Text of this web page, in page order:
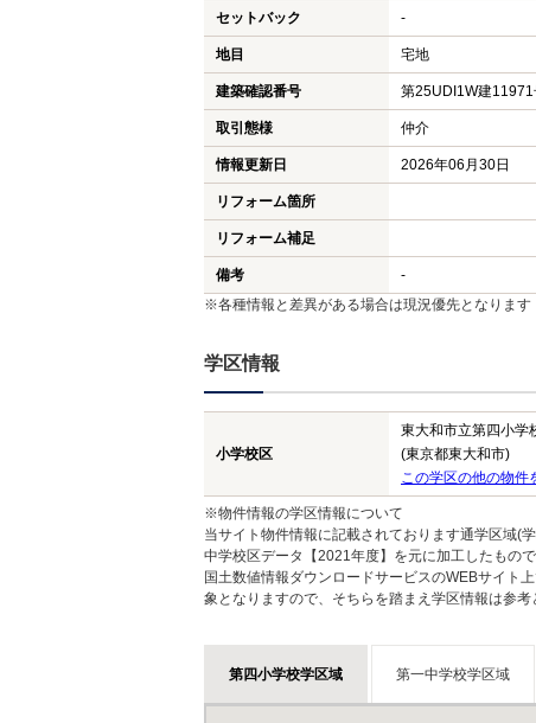
セットバック -
地目 宅地
建築確認番号 第25UDI1W建11971
取引態様 仲介
情報更新日 2026年06月30日
リフォーム箇所
リフォーム補足
備考
-
※各種情報と差異がある場合は現況優先となります
学区情報
小学校区
東大和市立第四小学
(東京都東大和市)
この学区の他の物件
※物件情報の学区情報について
当サイト物件情報に記載されております通学区域(
中学校区データ【2021年度】を元に加工したもの
国土数値情報ダウンロードサービスのWEBサイト
象となりますので、そちらを踏まえ学区情報は参考
第四小学校学区域 第一中学校学区域